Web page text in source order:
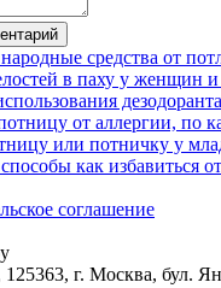
средства от
в паху у женщин и
от аллергии, по
или потничку у
как избавиться
соглашение
125363, г. Москва, бул.